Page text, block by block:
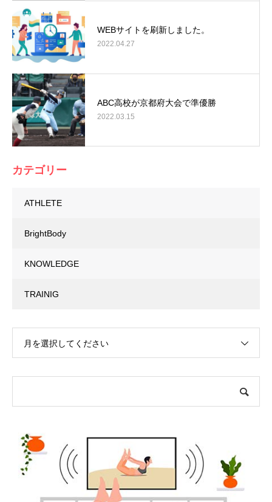
WEBサイトを刷新しました。
2022.04.27
ABC高校が京都府大会で準優勝
2022.03.15
カテゴリー
ATHLETE
BrightBody
KNOWLEDGE
TRAINIG
月を選択してください